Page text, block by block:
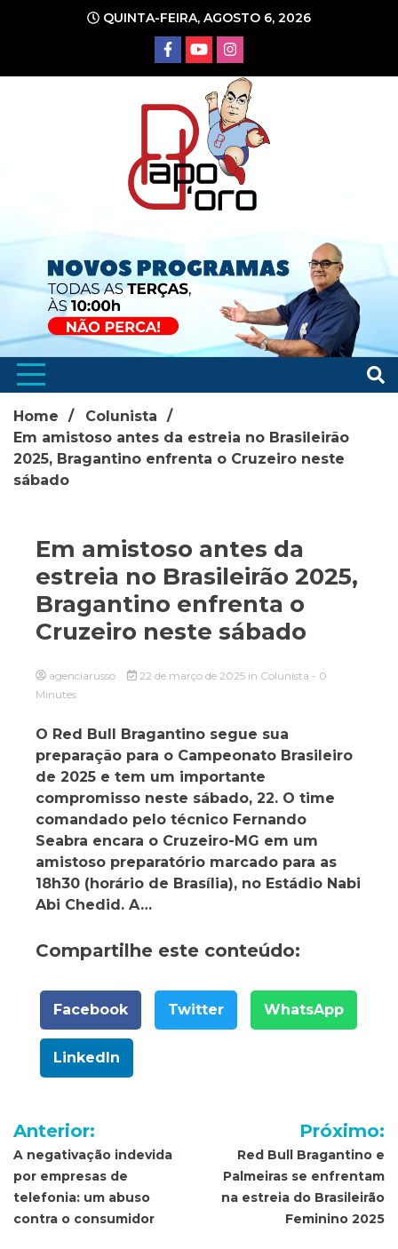
conteúdo
QUINTA-FEIRA, AGOSTO 6, 2026
Home
Colunista
Em amistoso antes da estreia no Brasileirão
2025, Bragantino enfrenta o Cruzeiro neste
sábado
Em amistoso antes da
estreia no Brasileirão 2025,
Bragantino enfrenta o
Cruzeiro neste sábado
agenciarusso 22 de março de 2025 in Colunista - 0
Minutes
O Red Bull Bragantino segue sua
preparação para o Campeonato Brasileiro
de 2025 e tem um importante
compromisso neste sábado, 22. O time
comandado pelo técnico Fernando
Seabra encara o Cruzeiro-MG em um
amistoso preparatório marcado para as
18h30 (horário de Brasília), no Estádio Nabi
Abi Chedid. A…
Compartilhe este conteúdo:
Facebook Twitter WhatsApp
LinkedIn
Navegação
de
Post
Anterior:
A negativação indevida
por empresas de
telefonia: um abuso
contra o consumidor
Próximo:
Red Bull Bragantino e
Palmeiras se enfrentam
na estreia do Brasileirão
Feminino 2025